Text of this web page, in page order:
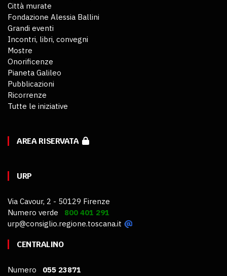
Città murate
Fondazione Alessia Ballini
Grandi eventi
Incontri, libri, convegni
Mostre
Onorificenze
Pianeta Galileo
Pubblicazioni
Ricorrenze
Tutte le iniziative
AREA RISERVATA
URP
Via Cavour, 2 - 50129 Firenze
Numero verde 800 401 291
urp@consiglio.regione.toscana.it
CENTRALINO
Numero 055 23871